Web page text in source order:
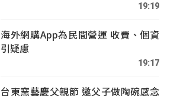
19:19
海外網購App為民間營運 收費、個資
引疑慮
19:17
台東窯藝慶父親節 邀父子做陶碗感念